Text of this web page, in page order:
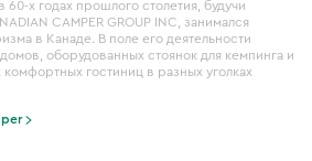
х годах прошлого столетия, будучи
CAMPER GROUP INC, занимался
в Канаде. В поле его деятельности
оборудованных стоянок для кемпинга и
гостиниц в разных уголках